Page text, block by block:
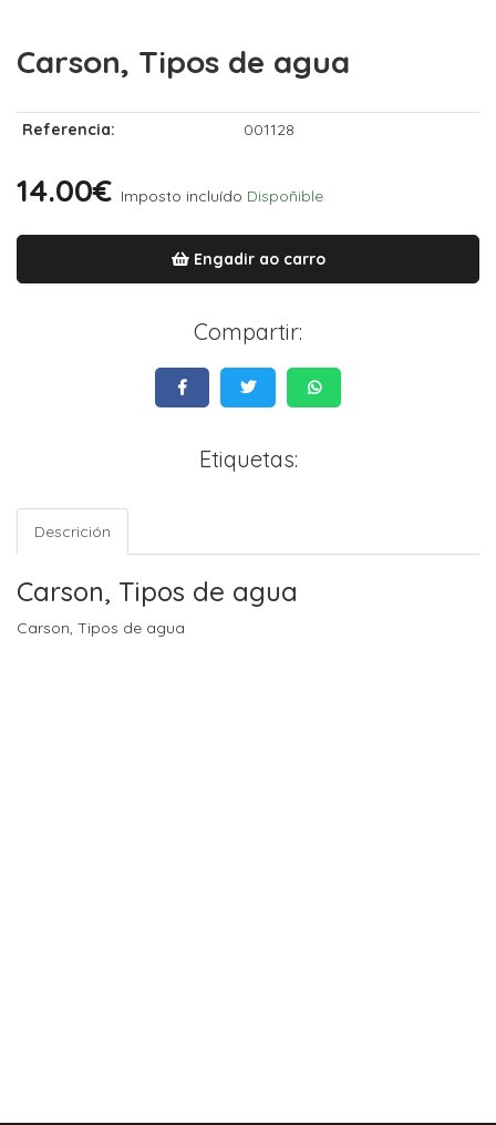
Carson, Tipos de agua
Referencia: 001128
14.00€ Imposto incluído Dispoñible
Engadir ao carro
Compartir:
Etiquetas:
Descrición
Carson, Tipos de agua
Carson, Tipos de agua